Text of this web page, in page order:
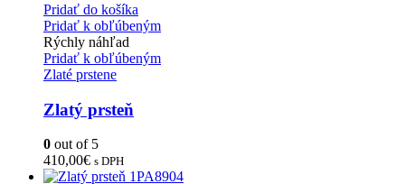
Pridať do košíka
Pridať k obľúbeným
Rýchly náhľad
Pridať k obľúbeným
Zlaté prstene
Zlatý prsteň
0 out of 5
410,00€ s DPH